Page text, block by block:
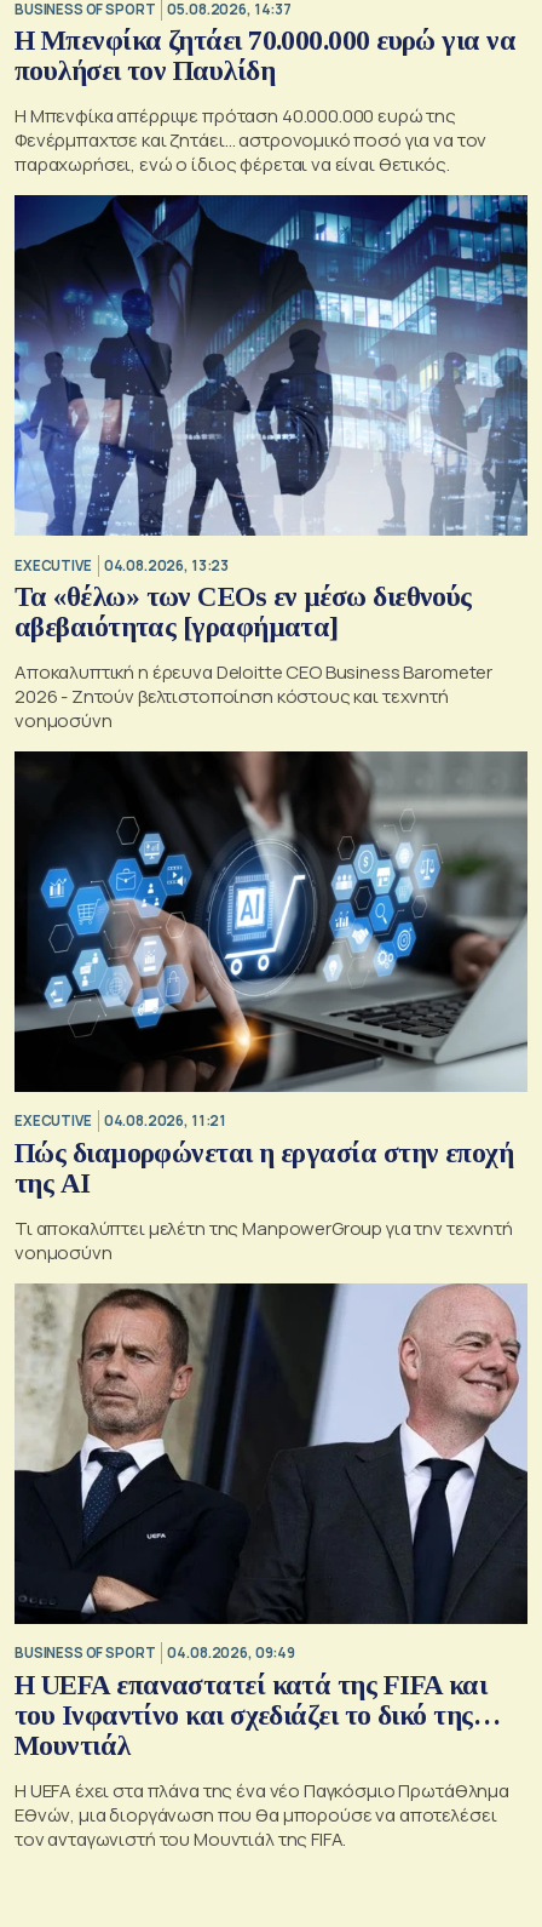
BUSINESS OF SPORT 05.08.2026, 14:37
Η Μπενφίκα ζητάει 70.000.000 ευρώ για να
πουλήσει τον Παυλίδη
Η Μπενφίκα απέρριψε πρόταση 40.000.000 ευρώ της
Φενέρμπαχτσε και ζητάει… αστρονομικό ποσό για να τον
παραχωρήσει, ενώ ο ίδιος φέρεται να είναι θετικός.
EXECUTIVE 04.08.2026, 13:23
Τα «θέλω» των CEOs εν μέσω διεθνούς
αβεβαιότητας [γραφήματα]
Αποκαλυπτική η έρευνα Deloitte CEO Business Barometer
2026 - Ζητούν βελτιστοποίηση κόστους και τεχνητή
νοημοσύνη
EXECUTIVE 04.08.2026, 11:21
Πώς διαμορφώνεται η εργασία στην εποχή
της AI
Τι αποκαλύπτει μελέτη της ManpowerGroup για την τεχνητή
νοημοσύνη
BUSINESS OF SPORT 04.08.2026, 09:49
Η UEFA επαναστατεί κατά της FIFA και
του Ινφαντίνο και σχεδιάζει το δικό της…
Μουντιάλ
Η UEFA έχει στα πλάνα της ένα νέο Παγκόσμιο Πρωτάθλημα
Εθνών, μια διοργάνωση που θα μπορούσε να αποτελέσει
τον ανταγωνιστή του Μουντιάλ της FIFA.